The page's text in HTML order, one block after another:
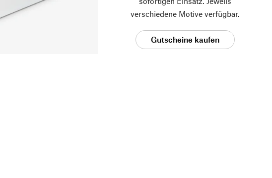
verschiedene Motive verfügbar.
Gutscheine kaufen